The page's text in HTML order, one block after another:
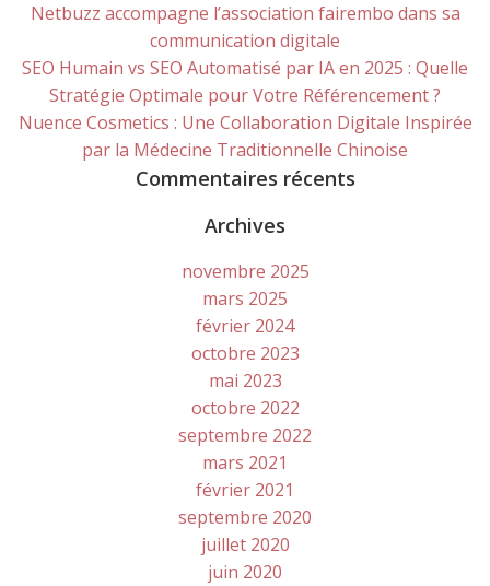
Netbuzz accompagne l’association fairembo dans sa
communication digitale
SEO Humain vs SEO Automatisé par IA en 2025 : Quelle
Stratégie Optimale pour Votre Référencement ?
Nuence Cosmetics : Une Collaboration Digitale Inspirée
par la Médecine Traditionnelle Chinoise
Commentaires récents
Archives
novembre 2025
mars 2025
février 2024
octobre 2023
mai 2023
octobre 2022
septembre 2022
mars 2021
février 2021
septembre 2020
juillet 2020
juin 2020